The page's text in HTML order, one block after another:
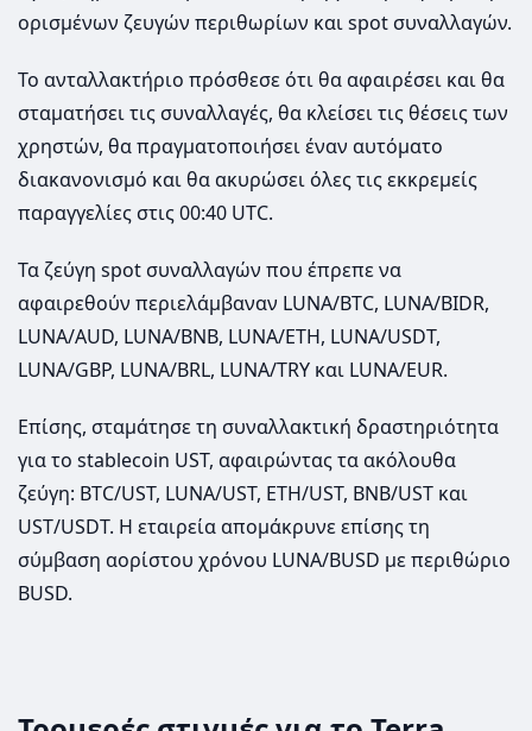
ορισμένων ζευγών περιθωρίων και spot συναλλαγών.
Το ανταλλακτήριο πρόσθεσε ότι θα αφαιρέσει και θα
σταματήσει τις συναλλαγές, θα κλείσει τις θέσεις των
χρηστών, θα πραγματοποιήσει έναν αυτόματο
διακανονισμό και θα ακυρώσει όλες τις εκκρεμείς
παραγγελίες στις 00:40 UTC.
Τα ζεύγη spot συναλλαγών που έπρεπε να
αφαιρεθούν περιελάμβαναν LUΝΑ/BTC, LUΝΑ/BIDR,
LUΝΑ/AUD, LUΝΑ/BNB, LUNA/ETH, LUΝΑ/USDT,
LUΝΑ/GBP, LUΝΑ/BRL, LUΝΑ/TRY και LUΝΑ/EUR.
Επίσης, σταμάτησε τη συναλλακτική δραστηριότητα
για το stablecoin UST, αφαιρώντας τα ακόλουθα
ζεύγη: BTC/UST, LUNA/UST, ETH/UST, BNB/UST και
UST/USDT. Η εταιρεία απομάκρυνε επίσης τη
σύμβαση αορίστου χρόνου LUΝΑ/BUSD με περιθώριο
BUSD.